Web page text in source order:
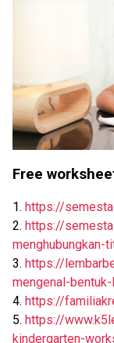
Free
1. https://
2. https://
menghubungkan-
3. https://
mengenal-
4. https://
5. https://
kindergarten-